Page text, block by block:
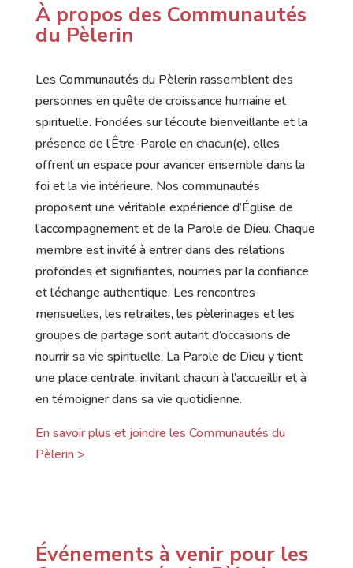
À propos des Communautés
du Pèlerin
Les Communautés du Pèlerin rassemblent des
personnes en quête de croissance humaine et
spirituelle. Fondées sur l’écoute bienveillante et la
présence de l’Être-Parole en chacun(e), elles
offrent un espace pour avancer ensemble dans la
foi et la vie intérieure. Nos communautés
proposent une véritable expérience d’Église de
l’accompagnement et de la Parole de Dieu. Chaque
membre est invité à entrer dans des relations
profondes et signifiantes, nourries par la confiance
et l’échange authentique. Les rencontres
mensuelles, les retraites, les pèlerinages et les
groupes de partage sont autant d’occasions de
nourrir sa vie spirituelle. La Parole de Dieu y tient
une place centrale, invitant chacun à l’accueillir et à
en témoigner dans sa vie quotidienne.
En savoir plus et joindre les Communautés du
Pèlerin >
Événements à venir pour les